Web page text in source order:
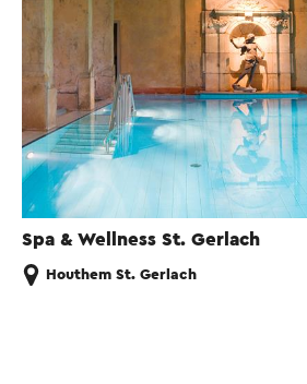
Spa & Wellness St. Gerlach
Houthem St. Gerlach